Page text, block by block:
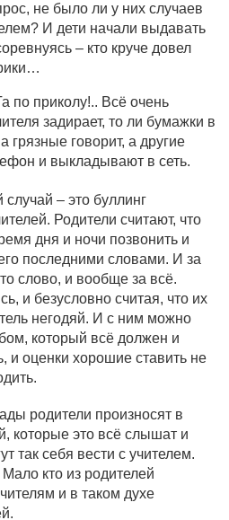
не было ли у них случаев
И дети начали выдавать
– кто круче довел
по приколу!.. Всё очень
задирает, то ли бумажки в
грязные говорит, а другие
и выкладывают в сеть.
– это буллинг
Родители считают, что
дня и ночи позвонить и
последними словами. И за
слово, и вообще за всё.
и безусловно считая, что их
негодяй. И с ним можно
который всё должен и
и оценки хорошие ставить не
родители произносят в
которые это всё слышат и
так себя вести с учителем.
кто из родителей
и в таком духе